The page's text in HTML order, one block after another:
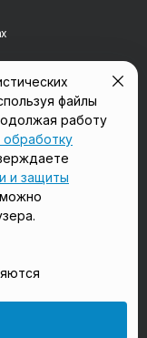
18+
файлы
работу
обработку
и защиты